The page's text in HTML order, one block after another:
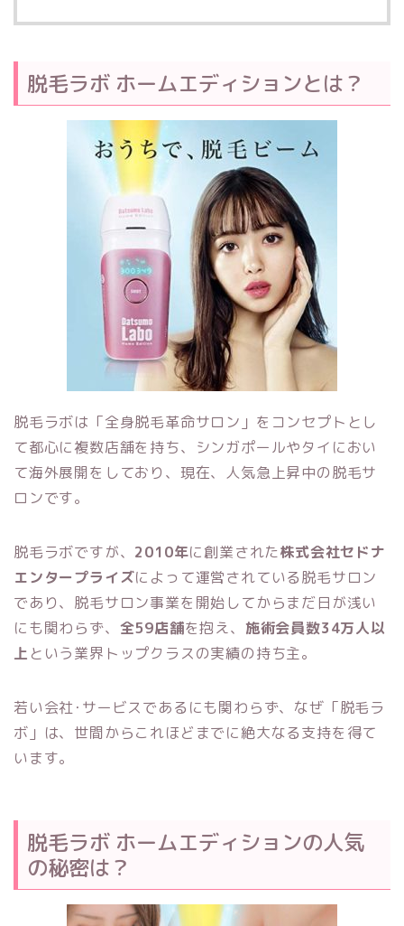
脱毛ラボ ホームエディションとは？
脱毛ラボは「全身脱毛革命サロン」をコンセプトとし
て都心に複数店舗を持ち、シンガポールやタイにおい
て海外展開をしており、現在、人気急上昇中の脱毛サ
ロンです。
脱毛ラボですが、 2010年に創業された株式会社セドナ
エンタープライズによって運営されている脱毛サロン
であり、脱毛サロン事業を開始してからまだ日が浅い
にも関わらず、 全59店舗を抱え、 施術会員数34万人以
上 という業界トップクラスの実績の持ち主。
若い会社･サービスであるにも関わらず、なぜ「脱毛ラ
ボ」は、世間からこれほどまでに絶大なる支持を得て
います。
脱毛ラボ ホームエディションの人気
の秘密は？